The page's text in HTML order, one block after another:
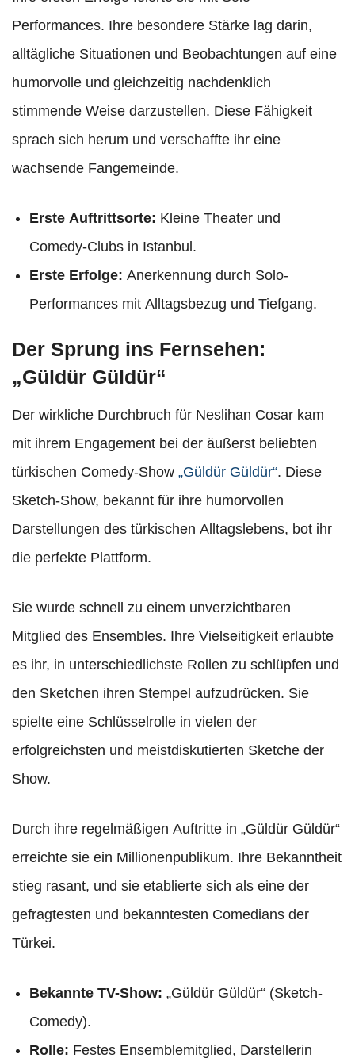
Performances. Ihre besondere Stärke lag darin,
alltägliche Situationen und Beobachtungen auf eine
humorvolle und gleichzeitig nachdenklich
stimmende Weise darzustellen. Diese Fähigkeit
sprach sich herum und verschaffte ihr eine
wachsende Fangemeinde.
Erste Auftrittsorte: Kleine Theater und
Comedy-Clubs in Istanbul.
Erste Erfolge: Anerkennung durch Solo-
Performances mit Alltagsbezug und Tiefgang.
Der Sprung ins Fernsehen:
„Güldür Güldür“
Der wirkliche Durchbruch für Neslihan Cosar kam
mit ihrem Engagement bei der äußerst beliebten
türkischen Comedy-Show „Güldür Güldür“. Diese
Sketch-Show, bekannt für ihre humorvollen
Darstellungen des türkischen Alltagslebens, bot ihr
die perfekte Plattform.
Sie wurde schnell zu einem unverzichtbaren
Mitglied des Ensembles. Ihre Vielseitigkeit erlaubte
es ihr, in unterschiedlichste Rollen zu schlüpfen und
den Sketchen ihren Stempel aufzudrücken. Sie
spielte eine Schlüsselrolle in vielen der
erfolgreichsten und meistdiskutierten Sketche der
Show.
Durch ihre regelmäßigen Auftritte in „Güldür Güldür“
erreichte sie ein Millionenpublikum. Ihre Bekanntheit
stieg rasant, und sie etablierte sich als eine der
gefragtesten und bekanntesten Comedians der
Türkei.
Bekannte TV-Show: „Güldür Güldür“ (Sketch-
Comedy).
Rolle: Festes Ensemblemitglied, Darstellerin